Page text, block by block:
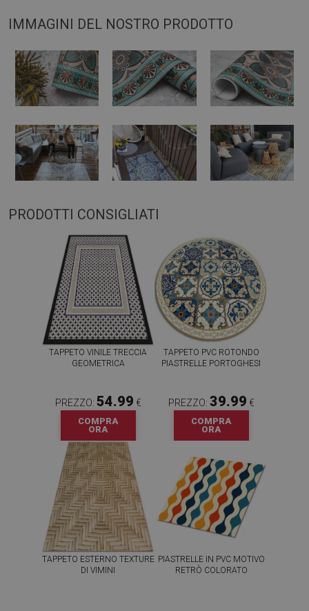
IMMAGINI DEL NOSTRO PRODOTTO
PRODOTTI CONSIGLIATI
TAPPETO VINILE TRECCIA
GEOMETRICA
PREZZO: 54.99 €
COMPRA
ORA
TAPPETO PVC ROTONDO
PIASTRELLE PORTOGHESI
PREZZO: 39.99 €
COMPRA
ORA
TAPPETO ESTERNO TEXTURE
DI VIMINI
PIASTRELLE IN PVC MOTIVO
RETRÒ COLORATO